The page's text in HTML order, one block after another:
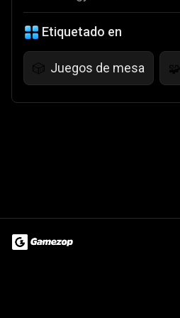
Etiquetado en
🎲 Juegos de mesa 🧩